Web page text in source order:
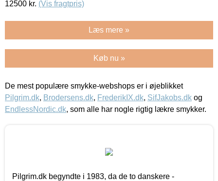
12500 kr. (Vis fragtpris)
Læs mere »
Køb nu »
De mest populære smykke-webshops er i øjeblikket
Pilgrim.dk, Brodersens.dk, FrederikIX.dk, SifJakobs.dk og
EndlessNordic.dk, som alle har nogle rigtig lækre smykker.
Pilgrim.dk begyndte i 1983, da de to danskere -